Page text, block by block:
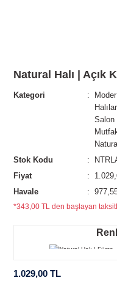
Natural Halı | Açık
Kategori
Halılar
Salon
Stok Kodu
Fiyat
Havale
*343,00 TL den başlayan
1.029,00 TL